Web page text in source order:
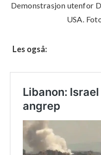
Demonstrasjon utenfor
USA.
Les også: